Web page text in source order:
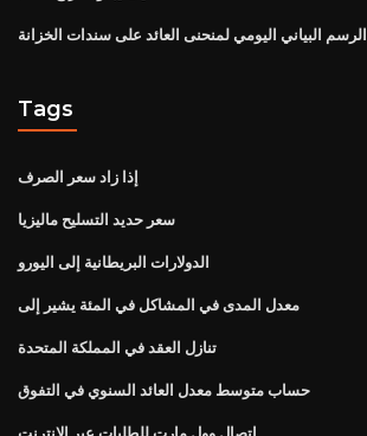
الرسم البياني اليومي لمنحنى العائد على سندات الخزانة
Tags
إذا زاد سعر الصرف
سعر حديد التسليح ماليزيا
الدولارات البريطانية إلى اليورو
معدل المدى في المشاكل في المئة يشير إلى
تنازل العقد في المملكة المتحدة
حساب متوسط ​​معدل العائد السنوي في التفوق